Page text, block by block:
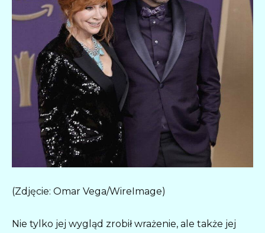
(Zdjęcie: Omar Vega/WireImage)
Nie tylko jej wygląd zrobił wrażenie, ale także jej